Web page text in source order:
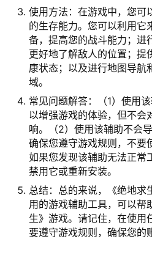
使用方法：在游戏中，您可
的生存能力。您可以利用它
备，提高您的战斗能力；进
更好地了解敌人的位置；提
康状态；以及进行地图导航
域。
常见问题解答：（1）使用
以增强游戏的体验，但不会
响。（2）使用该辅助不会
确保您遵守游戏规则，不要
如果您发现该辅助无法正常
禁用它或重新安装。
总结：总的来说，《绝地求
用的游戏辅助工具，可以帮
生》游戏。请记住，在使用
要遵守游戏规则，确保您的